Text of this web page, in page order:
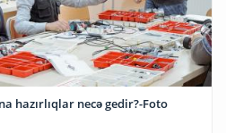
hazırlıqlar necə gedir?-Foto